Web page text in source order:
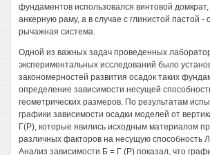
фундаментов использовался винтовой
анкерную раму, а в случае с глинистой пастой -
рычажная система.
Одной из важных задач проведенных
экспериментальных исследований было
закономерностей развития осадок таких
определение зависимости несущей
геометрических размеров. По результатам
графики зависимости осадки моделей от
Г(Р), которые явились исходным материалом
различных факторов на несущую способность
Анализ зависимости Б = Г (Р) показал, что